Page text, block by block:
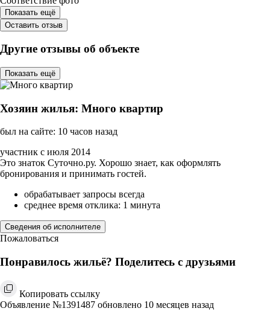
Показать ещё
Оставить отзыв
Другие отзывы об объекте
Показать ещё
Хозяин жилья: Много квартир
был на сайте: 10 часов назад
участник с июля 2014
Это знаток Суточно.ру. Хорошо знает, как оформлять
бронирования и принимать гостей.
обрабатывает запросы всегда
среднее время отклика: 1 минута
Сведения об исполнителе
Пожаловаться
Понравилось жильё? Поделитесь с друзьями
Копировать ссылку
Объявление №1391487 обновлено 10 месяцев назад